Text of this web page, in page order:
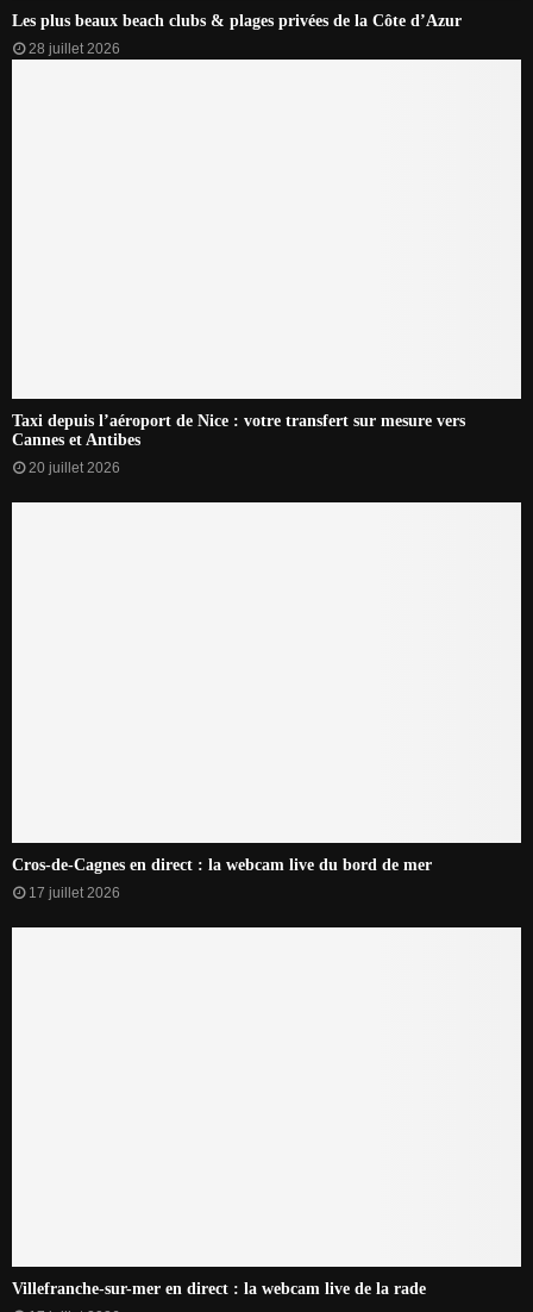
Les plus beaux beach clubs & plages privées de la Côte d’Azur
28 juillet 2026
Taxi depuis l’aéroport de Nice : votre transfert sur mesure vers
Cannes et Antibes
20 juillet 2026
Cros-de-Cagnes en direct : la webcam live du bord de mer
17 juillet 2026
Villefranche-sur-mer en direct : la webcam live de la rade